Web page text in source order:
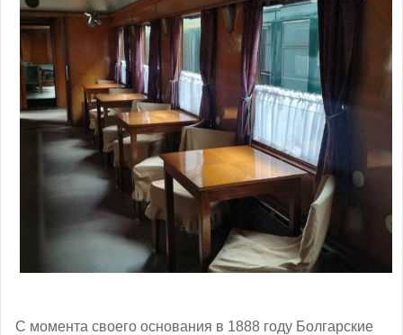
С момента своего основания в 1888 году Болгарские